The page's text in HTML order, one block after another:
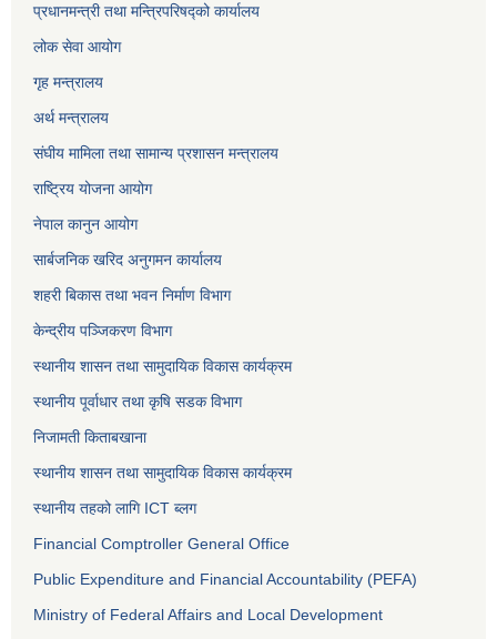
प्रधानमन्त्री तथा मन्त्रिपरिषद्को कार्यालय
लोक सेवाआयोग
गृह मन्त्रालय
अर्थ मन्त्रालय
संघीय मामिला तथा सामान्य प्रशासन मन्त्रालय
राष्ट्रिय योजना आयोग
नेपाल कानुन आयोग
सार्बजनिक खरिद अनुगमन कार्यालय
शहरी बिकास तथा भवन निर्माण विभाग
केन्द्रीय पञ्जिकरण विभाग
स्थानीय शासन तथा सामुदायिक विकास कार्यक्रम
स्थानीय पूर्वाधार तथा कृषि सडक विभाग
निजामती किताबखाना
स्थानीय शासन तथा सामुदायिक विकास कार्यक्रम
स्थानीय तहको लागि ICT ब्लग
Financial Comptroller General Office
Public Expenditure and Financial Accountability (PEFA)
Ministry of Federal Affairs and Local Development